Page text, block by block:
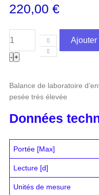
220,00 €
- +
Ajouter
Balance de laboratoire
pesée très élevée
Données
Portée [Max]
Lecture [d]
Unités de mesure